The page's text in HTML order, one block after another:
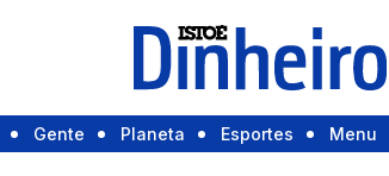
Gente Planeta Esportes Menu